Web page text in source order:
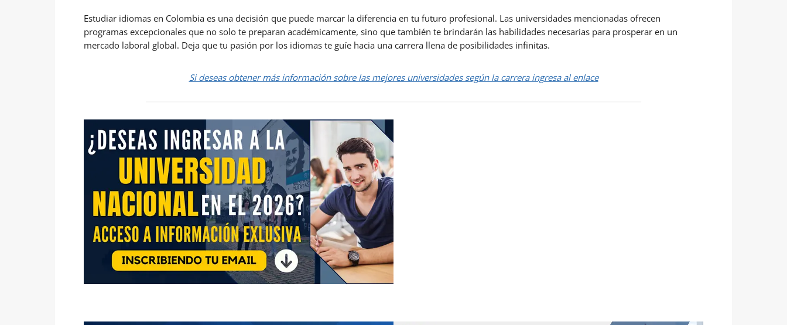
Estudiar idiomas en Colombia es una decisión que puede marcar la diferencia en tu futuro profesional. Las universidades mencionadas ofrecen
programas excepcionales que no solo te preparan académicamente, sino que también te brindarán las habilidades necesarias para prosperar en un
mercado laboral global. Deja que tu pasión por los idiomas te guíe hacia una carrera llena de posibilidades infinitas.
Si deseas obtener más información sobre las mejores universidades según la carrera ingresa al enlace